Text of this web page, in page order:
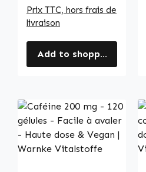
Prix TTC, hors frais de
livraison
Add to shopping cart